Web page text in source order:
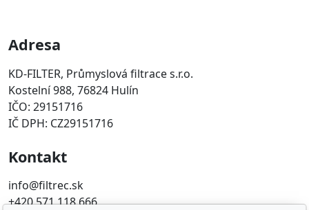
Adresa
KD-FILTER, Průmyslová filtrace s.r.o.
Kostelní 988, 76824 Hulín
IČO: 29151716
IČ DPH: CZ29151716
Kontakt
info@filtrec.sk
+420 571 118 666